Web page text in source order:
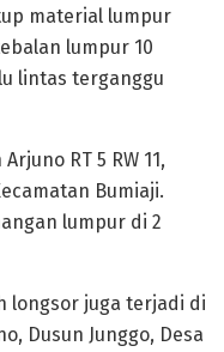
material lumpur
lumpur 10
lintas terganggu
RT 5 RW 11,
Bumiaji.
lumpur di 2
longsor juga terjadi di
Dusun Junggo, Desa